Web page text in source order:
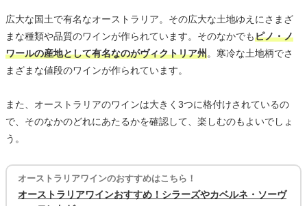
広大な国土で有名なオーストラリア。その広大な土地ゆえにさまざ
まな種類や品質のワインが作られています。そのなかでもピノ・ノ
ワールの産地として有名なのがヴィクトリア州。寒冷な土地柄でさ
まざまな値段のワインが作られています。
また、オーストラリアのワインは大きく3つに格付けされているの
で、そのなかのどれにあたるかを確認して、楽しむのもよいでしょ
う。
オーストラリアワインのおすすめはこちら！
オーストラリアワインおすすめ！シラーズやカベルネ・ソーヴ